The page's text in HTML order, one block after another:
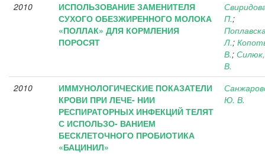
2010
ИСПОЛЬЗОВАНИЕ ЗАМЕНИТЕЛЯ
СУХОГО ОБЕЗЖИРЕННОГО МОЛОКА
«ПОЛЛАК» ДЛЯ КОРМЛЕНИЯ
ПОРОСЯТ
П.;
Л.;
В.;
В.
2010
ИММУНОЛОГИЧЕСКИЕ ПОКАЗАТЕЛИ
КРОВИ ПРИ ЛЕЧЕ- НИИ
РЕСПИРАТОРНЫХ ИНФЕКЦИЙ ТЕЛЯТ
С ИСПОЛЬЗО- ВАНИЕМ
БЕСКЛЕТОЧНОГО ПРОБИОТИКА
«БАЦИНИЛ»
Ю. В.